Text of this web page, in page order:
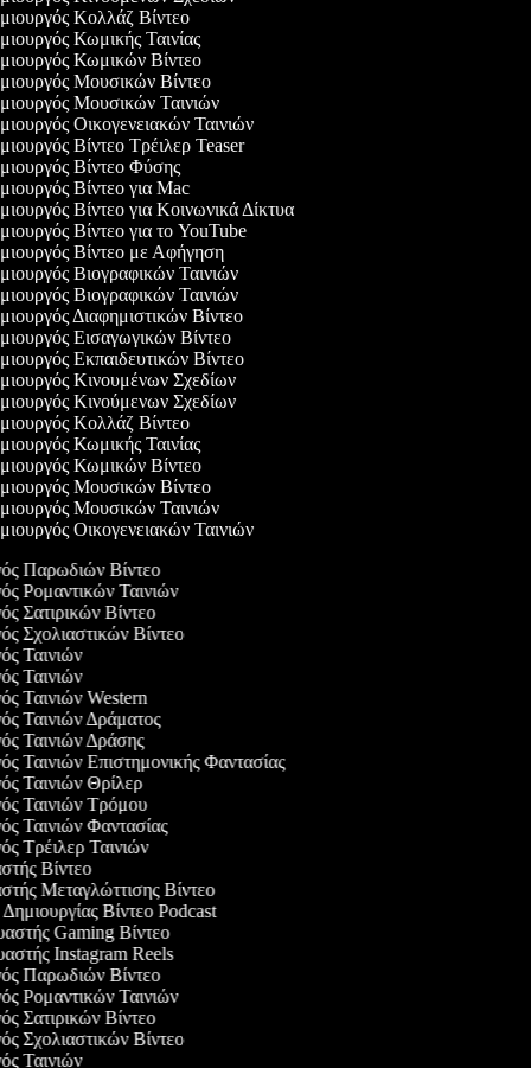
Κολλάζ Βίντεο
Κωμικής Ταινίας
Κωμικών Βίντεο
Μουσικών Βίντεο
Μουσικών Ταινιών
Οικογενειακών Ταινιών
Βίντεο Τρέιλερ Teaser
Βίντεο Φύσης
Βίντεο για Mac
Βίντεο για Κοινωνικά Δίκτυα
Βίντεο για το YouTube
Βίντεο με Αφήγηση
Βιογραφικών Ταινιών
Βιογραφικών Ταινιών
Διαφημιστικών Βίντεο
Εισαγωγικών Βίντεο
Εκπαιδευτικών Βίντεο
Κινουμένων Σχεδίων
Κινούμενων Σχεδίων
Κολλάζ Βίντεο
Κωμικής Ταινίας
Κωμικών Βίντεο
Μουσικών Βίντεο
Μουσικών Ταινιών
Οικογενειακών Ταινιών
Παρωδιών Βίντεο
Ρομαντικών Ταινιών
Σατιρικών Βίντεο
Σχολιαστικών Βίντεο
Ταινιών
Ταινιών
Ταινιών Western
Ταινιών Δράματος
Ταινιών Δράσης
Ταινιών Επιστημονικής Φαντασίας
Ταινιών Θρίλερ
Ταινιών Τρόμου
Ταινιών Φαντασίας
Τρέιλερ Ταινιών
Βίντεο
Μεταγλώττισης Βίντεο
Δημιουργίας Βίντεο Podcast
Gaming Βίντεο
Instagram Reels
Παρωδιών Βίντεο
Ρομαντικών Ταινιών
Σατιρικών Βίντεο
Σχολιαστικών Βίντεο
Ταινιών